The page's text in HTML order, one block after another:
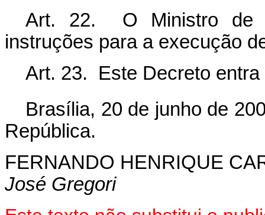
Art. 22. O Ministro de
instruções para a execução
Art. 23. Este Decreto
Brasília, 20 de junho de
República.
FERNANDO HENRIQUE
José Gregori